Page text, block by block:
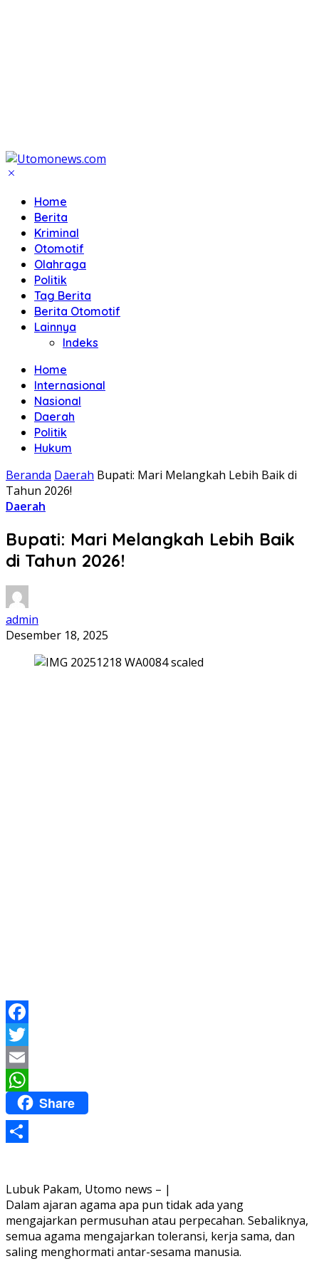
Home
Berita
Kriminal
Otomotif
Olahraga
Politik
Tag Berita
Berita Otomotif
Lainnya
Indeks
Home
Internasional
Nasional
Daerah
Politik
Hukum
Beranda Daerah Bupati: Mari Melangkah Lebih Baik di
Tahun 2026!
Daerah
Bupati: Mari Melangkah Lebih Baik
di Tahun 2026!
admin
Desember 18, 2025
Facebook
Twitter
Email
WhatsApp
Share
Lubuk Pakam, Utomo news – |
Dalam ajaran agama apa pun tidak ada yang
mengajarkan permusuhan atau perpecahan. Sebaliknya,
semua agama mengajarkan toleransi, kerja sama, dan
saling menghormati antar-sesama manusia.